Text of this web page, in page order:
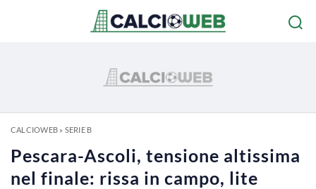
CALCIOWEB» SERIE B
Pescara-Ascoli, tensione altissima
nel finale: rissa in campo, lite